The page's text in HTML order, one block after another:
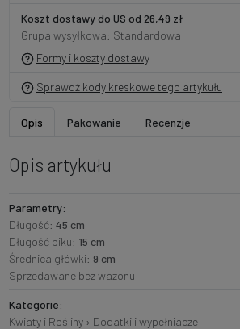
Koszt dostawy do US od 26,49 zł
Grupa wysyłkowa: Standardowa
Formy i koszty dostawy
Sprawdź kody kreskowe tego artykułu
Opis Pakowanie Recenzje
Opis artykułu
Parametry:
Długość: 45 cm
Długość piku: 15 cm
Średnica główki: 9 cm
Sprzedawane bez wazonu
Kategorie:
Kwiaty i Rośliny› Dodatki i wypełniacze